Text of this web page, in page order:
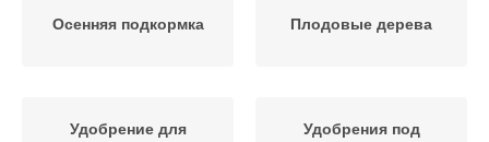
Осенняя подкормка Плодовые дерева
Удобрение для
Удобрения под